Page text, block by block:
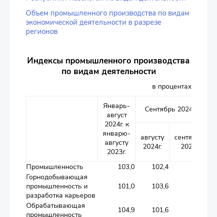
Объем промышленного производства по видам
экономической деятельности в разрезе
регионов
Индексы промышленного производства
по видам деятельности
в процентах
Январь-
август
2024г. к
январю-
августу
2023г.
Сентябрь 2024г. к
августу
2024г.
сентябрю
2023г.
Промышленность 103,0 102,4
Горнодобывающая
промышленность и
разработка карьеров
101,0 103,6
Обрабатывающая
промышленность
104,9 101,6